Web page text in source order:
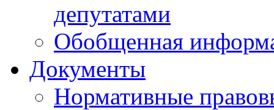
депутатами
Обобщенная
Документы
Нормативные